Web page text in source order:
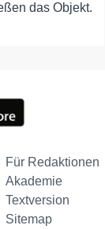
das Objekt.
Für Redaktionen
Akademie
Textversion
Sitemap